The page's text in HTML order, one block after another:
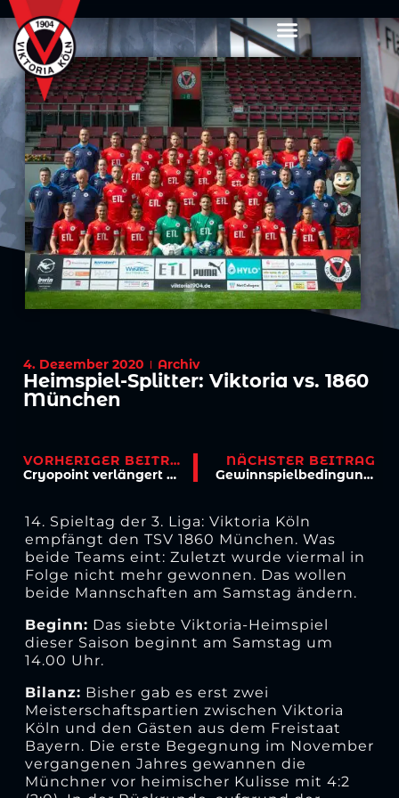
4. Dezember 2020 Archiv
Heimspiel-Splitter: Viktoria vs. 1860
München
VORHERIGER BEITRAG
Cryopoint verlängert Partnerschaft
NÄCHSTER BEITRAG
Gewinnspielbedingungen
14. Spieltag der 3. Liga: Viktoria Köln
empfängt den TSV 1860 München. Was
beide Teams eint: Zuletzt wurde viermal in
Folge nicht mehr gewonnen. Das wollen
beide Mannschaften am Samstag ändern.
Beginn: Das siebte Viktoria-Heimspiel
dieser Saison beginnt am Samstag um
14.00 Uhr.
Bilanz: Bisher gab es erst zwei
Meisterschaftspartien zwischen Viktoria
Köln und den Gästen aus dem Freistaat
Bayern. Die erste Begegnung im November
vergangenen Jahres gewannen die
Münchner vor heimischer Kulisse mit 4:2